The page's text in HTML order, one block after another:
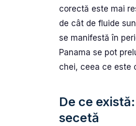
corectă este mai
de cât de fluide
se manifestă în
Panama se pot
chei, ceea ce este
De ce
secetă